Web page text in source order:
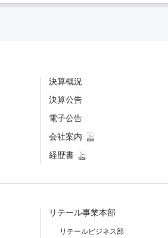
決算概況
決算公告
電子公告
会社案内
経歴書
リテール事業本部
リテールビジネス部